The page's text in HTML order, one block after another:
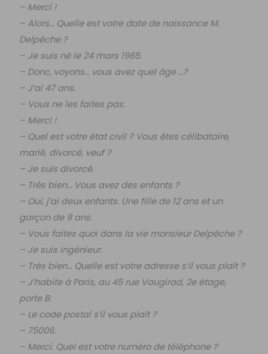
– Merci !
– Alors… Quelle est votre date de naissance M.
Delpêche ?
– Je suis né le 24 mars 1965.
– Donc, voyons… vous avez quel âge …?
– J’ai 47 ans.
– Vous ne les faites pas.
– Merci !
– Quel est votre état civil ? Vous êtes célibataire,
marié, divorcé, veuf ?
– Je suis divorcé.
– Très bien… Vous avez des enfants ?
– Oui, j’ai deux enfants. Une fille de 12 ans et un
garçon de 9 ans.
– Vous faites quoi dans la vie monsieur Delpêche ?
– Je suis ingénieur.
– Très bien… Quelle est votre adresse s’il vous plaît ?
– J’habite à Paris, au 45 rue Vaugirad, 2e étage,
porte B.
– Le code postal s’il vous plaît ?
– 75006.
– Merci. Quel est votre numéro de téléphone ?